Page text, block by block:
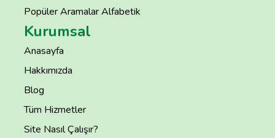
Popüler Aramalar Alfabetik
Kurumsal
Anasayfa
Hakkımızda
Blog
Tüm Hizmetler
Site Nasıl Çalışır?